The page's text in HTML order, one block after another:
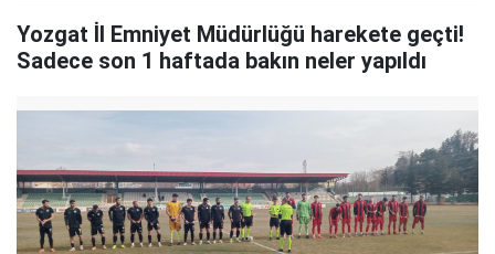
Yozgat İl Emniyet Müdürlüğü harekete geçti!
Sadece son 1 haftada bakın neler yapıldı